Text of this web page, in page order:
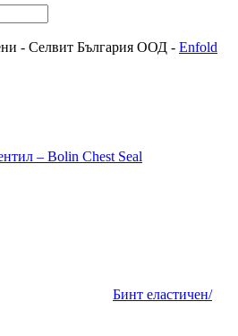
- Селвит България ООД - Enfold
– Bolin Chest Seal
Бинт еластичен/